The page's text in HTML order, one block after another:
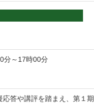
分～17時00分
答や講評を踏まえ、第１